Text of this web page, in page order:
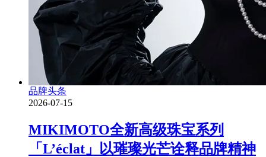
品牌头条
2026-07-15
MIKIMOTO全新高级珠宝系列
「L’éclat」以璀璨光芒诠释品牌精神